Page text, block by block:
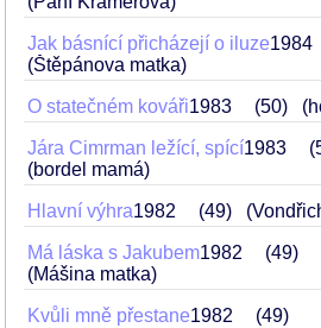
Jak básnící přicházejí o iluze1984
(Štěpánova matka)
O statečném kováři1983 50
Jára Cimrman ležící, spící1983
(bordel mamá)
Hlavní výhra1982 49
Má láska s Jakubem1982
49
(Mášina matka)
Kvůli mně přestane1982
49